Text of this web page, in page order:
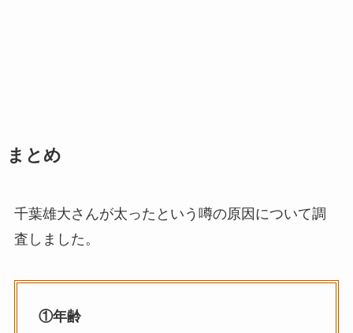
まとめ
千葉雄大さんが太ったという噂の原因について調
査しました。
①年齢